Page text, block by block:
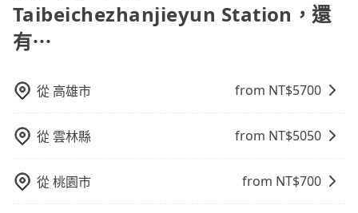
驗。所以，如果您正在尋找一家可靠的包車公司，
tripool旅步絕對是您值得信任的不二選擇！
達或離開火車站，快捷便利。 包車：預定包車到達或離
開火車站，是最便利的，無需與人共乘、快速抵達。
Taibeichezhanjieyun Station，還
有⋯
從 高雄市 from NT$5700
從雲林縣 from NT$5050
從桃園市 from NT$700